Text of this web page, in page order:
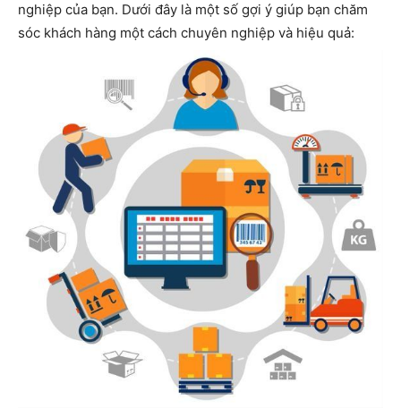
nghiệp của bạn. Dưới đây là một số gợi ý giúp bạn chăm
sóc khách hàng một cách chuyên nghiệp và hiệu quả: